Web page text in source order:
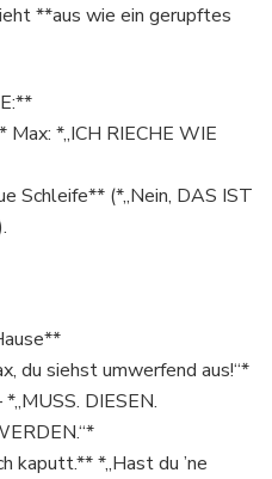
**aus wie ein gerupftes
*„ICH RIECHE WIE
Schleife** (*„Nein, DAS IST
du siehst umwerfend aus!“*
DIESEN.
kaputt.** *„Hast du ’ne